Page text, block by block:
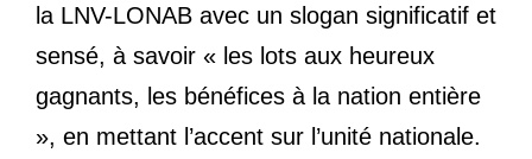
la LNV-LONAB avec un slogan significatif et
sensé, à savoir « les lots aux heureux
gagnants, les bénéfices à la nation entière
», en mettant l’accent sur l’unité nationale.